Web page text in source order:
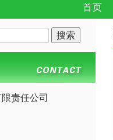
首页
责任公司